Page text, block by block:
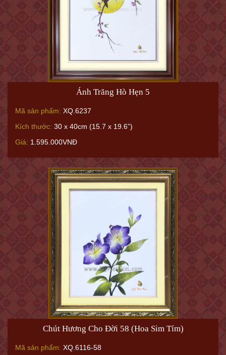
Ánh Trăng Hò Hẹn 5
Mã sản phẩm: XQ.6237
Kích thước: 30 x 40cm (15.7 x 19.6”)
Giá: 1.595.000VNĐ
Chút Hương Cho Đời 58 (Hoa Sim Tím)
Mã sản phẩm: XQ.6116-58